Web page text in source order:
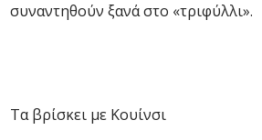
συναντηθούν ξανά στο «τριφύλλι».
Τα βρίσκει με Κουίνσι